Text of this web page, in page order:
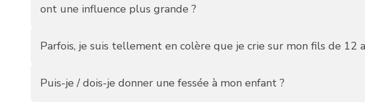
ont une influence plus grande ?
Parfois, je suis tellement en colère que je crie sur mon fils de
Puis-je / dois-je donner une fessée à mon enfant ?